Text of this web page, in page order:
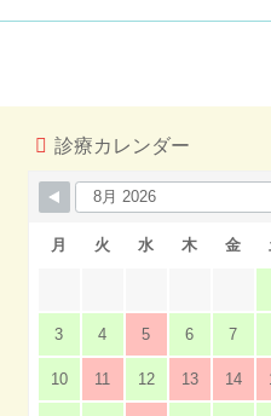
診療カレンダー
月 火 水 木 金
3 4 5 6 7
10 11 12 13 14